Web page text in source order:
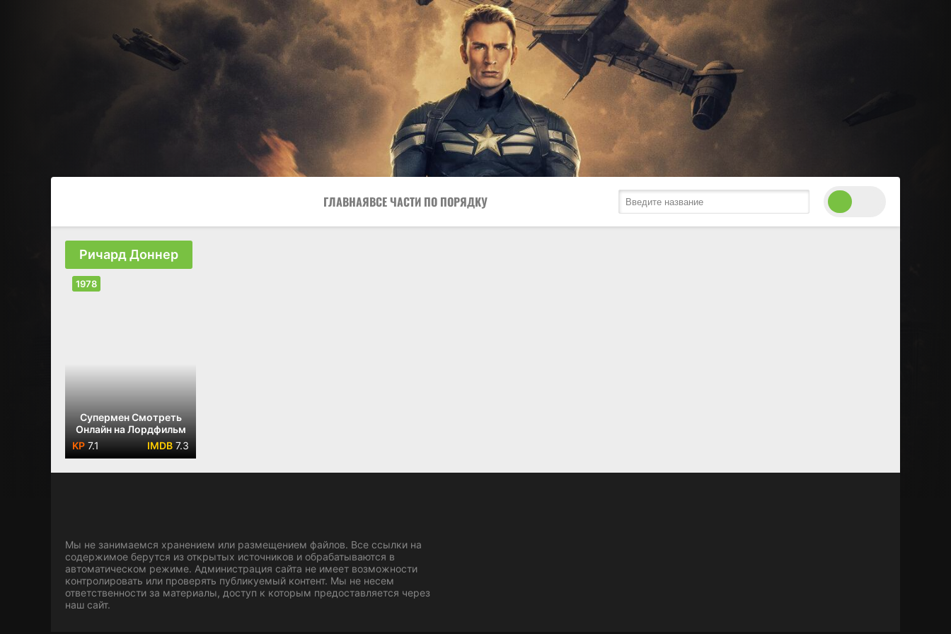
ГЛАВНАЯВСЕ ЧАСТИ ПО ПОРЯДКУ
Ричард Доннер
Супермен Смотреть
Онлайн на Лордфильм
7.1
7.3
1978
Мы не занимаемся хранением или размещением файлов. Все ссылки на
содержимое берутся из открытых источников и обрабатываются в
автоматическом режиме. Администрация сайта не имеет возможности
контролировать или проверять публикуемый контент. Мы не несем
ответственности за материалы, доступ к которым предоставляется через
наш сайт.